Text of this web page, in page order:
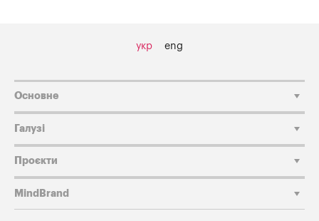
укр eng
Основне
Галузі
Проєкти
MindBrand